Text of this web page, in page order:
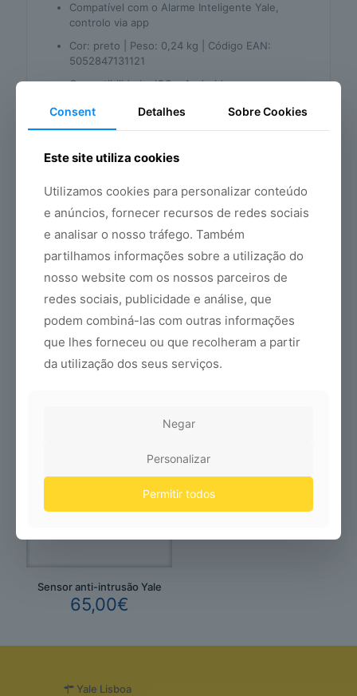
Compatível com o Alarme Inteligente Yale,
controlo via app
Cor: preto | Peso: 0,24 kg | Código EAN:
5052847131121
Compatibilidade: iOS e Android
Sirene interior Yale Teclado alarme Yale
Sensor anti-intrusão Yale
65,00€
Yale Lisboa
Consent Detalhes Sobre Cookies
Este site utiliza cookies
Utilizamos cookies para personalizar conteúdo
e anúncios, fornecer recursos de redes sociais
e analisar o nosso tráfego. Também
partilhamos informações sobre a utilização do
nosso website com os nossos parceiros de
redes sociais, publicidade e análise, que
podem combiná-las com outras informações
que lhes forneceu ou que recolheram a partir
da utilização dos seus serviços.
Negar
Personalizar
Permitir todos